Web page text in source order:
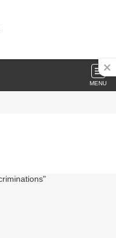
MENU